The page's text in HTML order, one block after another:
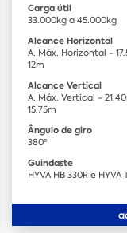
Carga útil
33.000kg a 45.000kg
Alcance Horizontal
A. Máx. Horizontal -
12m
Alcance Vertical
A. Máx. Vertical -
15.75m
Ângulo de giro
380º
Guindaste
HYVA HB 330R e